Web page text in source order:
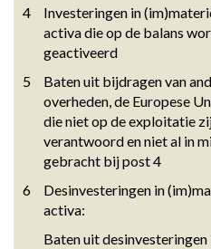
4
Investeringen in
activa die op de balans
geactiveerd
5
Baten uit bijdragen van
overheden, de Europese
die niet op de exploitatie
verantwoord en niet al in
gebracht bij post 4
6
Desinvesteringen in
activa:
Baten uit desinvesteringen